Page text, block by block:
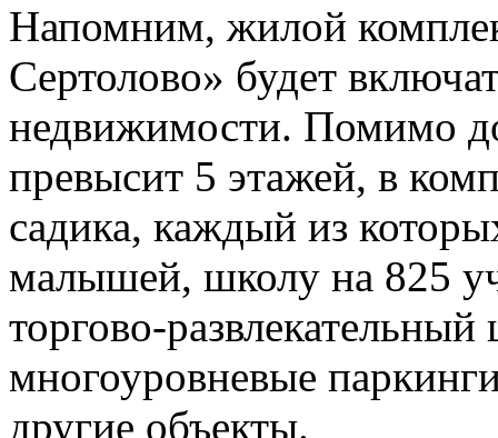
Напомним, жилой
Сертолово» будет
недвижимости. Помимо
превысит 5 этажей, в
садика, каждый из
малышей, школу на 825
торгово-
многоуровневые
другие объекты.